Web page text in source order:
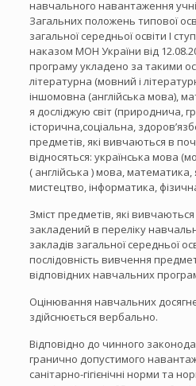
навчального навантаження
Загальних положень типової
загальної середньої освіти І
наказом МОН України від
програму укладено за такими
літературна (мовний і
іншомовна (англійська мова),
я досліджую світ (природнича,
історична,соціальна,
предметів, які вивчаються в
відносяться: українська мова
( англійська ) мова, математика,
мистецтво, інформатика,
Зміст предметів, які
закладений в переліку
закладів загальної середньої
послідовність вивчення
відповідних навчальних
Оцінювання навчальних
здійснюється вербально.
Відповідно до чинного
гранично допустимого
санітарно-гігієнічні норми та